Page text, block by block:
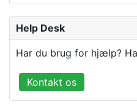
Help Desk
Har du brug for hjælp?
Kontakt os